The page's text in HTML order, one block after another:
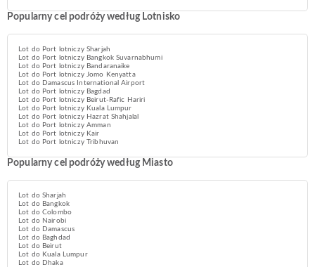
Popularny cel podróży według Lotnisko
Lot do Port lotniczy Sharjah
Lot do Port lotniczy Bangkok Suvarnabhumi
Lot do Port lotniczy Bandaranaike
Lot do Port lotniczy Jomo Kenyatta
Lot do Damascus International Airport
Lot do Port lotniczy Bagdad
Lot do Port lotniczy Beirut-Rafic Hariri
Lot do Port lotniczy Kuala Lumpur
Lot do Port lotniczy Hazrat Shahjalal
Lot do Port lotniczy Amman
Lot do Port lotniczy Kair
Lot do Port lotniczy Tribhuvan
Popularny cel podróży według Miasto
Lot do Sharjah
Lot do Bangkok
Lot do Colombo
Lot do Nairobi
Lot do Damascus
Lot do Baghdad
Lot do Beirut
Lot do Kuala Lumpur
Lot do Dhaka